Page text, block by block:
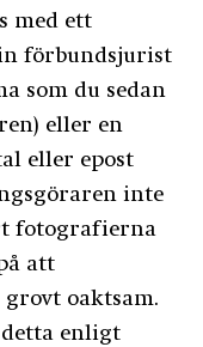
med ett
förbundsjurist
som du sedan
eller en
eller epost
inte
fotografierna
att
oaktsam.
detta enligt